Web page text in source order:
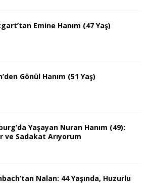
Emine Hanım (47 Yaş)
Gönül Hanım (51 Yaş)
Yaşayan Nuran Hanım (49):
ve Sadakat Arıyorum
Nalan: 44 Yaşında, Huzurlu